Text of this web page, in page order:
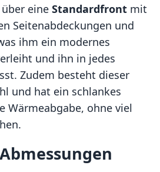
eine Standardfront mit
Seitenabdeckungen und
ihm ein modernes
und ihn in jedes
Zudem besteht dieser
und hat ein schlankes
Wärmeabgabe, ohne viel